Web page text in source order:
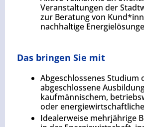
Veranstaltungen der
zur Beratung von
nachhaltige
Das bringen Sie mit
Abgeschlossenes Studium
abgeschlossene
kaufmännischem,
oder
Idealerweise mehrjährige